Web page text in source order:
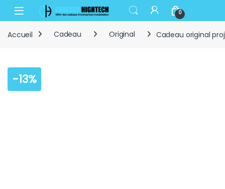
Skip to navigation
Skip to content
Open 0
Accueil Cadeau Original Cadeau original
-13%